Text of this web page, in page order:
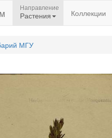
Направление
Растения Коллекции
МГУ